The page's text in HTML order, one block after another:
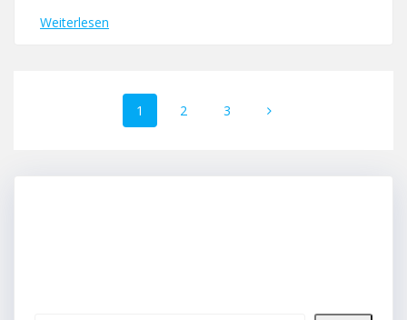
Weiterlesen
Beitragsnavigation
Seite
1 Seite
2 Seite
3